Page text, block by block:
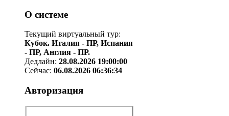
О системе
Текущий виртуальный тур:
Кубок. Италия - ПР, Испания
- ПР, Англия - ПР.
Дедлайн: 28.08.2026 19:00:00
Сейчас: 06.08.2026 06:36:34
Авторизация